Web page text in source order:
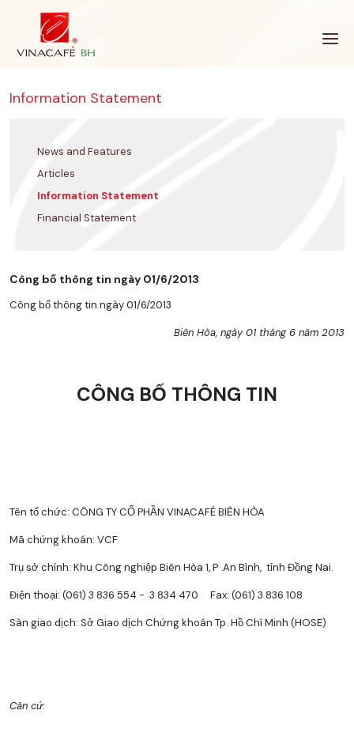
Information Statement
News and Features
Articles
Information Statement
Financial Statement
Công bố thông tin ngày 01/6/2013
Công bố thông tin ngày 01/6/2013
Biên Hòa, ngày 01 tháng 6 năm 2013
CÔNG BỐ THÔNG TIN
Tên tổ chức: CÔNG TY CỔ PHẦN VINACAFÉ BIÊN HÒA
Mã chứng khoán: VCF
Trụ sở chính: Khu Công nghiệp Biên Hòa 1, P .An Bình, tỉnh Đồng Nai.
Điện thoại: (061) 3 836 554 - 3 834 470 Fax: (061) 3 836 108
Sàn giao dịch: Sở Giao dịch Chứng khoán Tp. Hồ Chí Minh (HOSE)
Căn cứ: